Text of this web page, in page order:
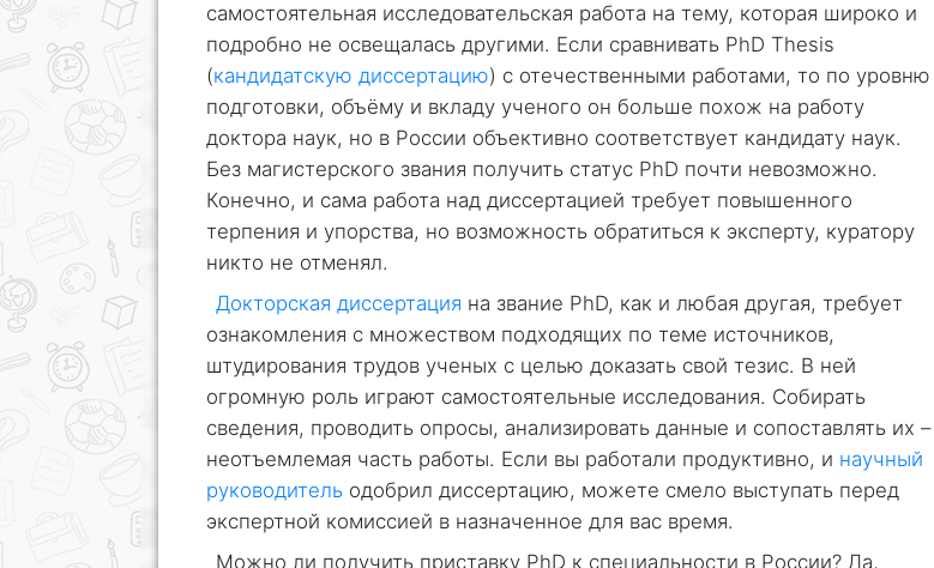
самостоятельная исследовательская работа на тему, которая широко и
подробно не освещалась другими. Если сравнивать PhD Thesis
(кандидатскую диссертацию) с отечественными работами, то по уровню
подготовки, объёму и вкладу ученого он больше похож на работу
доктора наук, но в России объективно соответствует кандидату наук.
Без магистерского звания получить статус PhD почти невозможно.
Конечно, и сама работа над диссертацией требует повышенного
терпения и упорства, но возможность обратиться к эксперту, куратору
никто не отменял.
Докторская диссертация на звание PhD, как и любая другая, требует
ознакомления с множеством подходящих по теме источников,
штудирования трудов ученых с целью доказать свой тезис. В ней
огромную роль играют самостоятельные исследования. Собирать
сведения, проводить опросы, анализировать данные и сопоставлять их –
неотъемлемая часть работы. Если вы работали продуктивно, и научный
руководитель одобрил диссертацию, можете смело выступать перед
экспертной комиссией в назначенное для вас время.
Можно ли получить приставку PhD к специальности в России? Да,